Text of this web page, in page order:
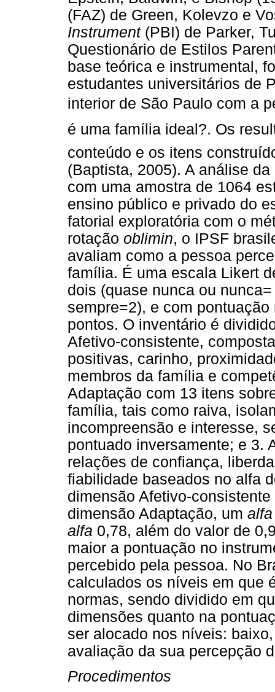
(FAZ) de Green, Kolevzo e
Instrument(PBI) de Parker,
Questionário de Estilos
base teórica e instrumental,
estudantes universitários de
interior de São Paulo com a
é uma família ideal?. Os
conteúdo e os itens
(Baptista, 2005). A análise
com uma amostra de 1064
ensino público e privado do
fatorial exploratória com o
rotação oblimin, o IPSF
avaliam como a pessoa
família. É uma escala Likert
dois (quase nunca ou
sempre=2), e com
pontos. O inventário é
Afetivo-consistente,
positivas, carinho,
membros da família e
Adaptação com 13 itens
família, tais como raiva,
incompreensão e interesse,
pontuado inversamente; e 3.
relações de confiança,
fiabilidade baseados no alfa
dimensão Afetivo-
dimensão Adaptação, um alfa
alfa 0,78, além do valor de
maior a pontuação no
percebido pela pessoa. No
calculados os níveis em que
normas, sendo dividido em
dimensões quanto na
ser alocado nos níveis:
avaliação da sua percepção
Procedimentos